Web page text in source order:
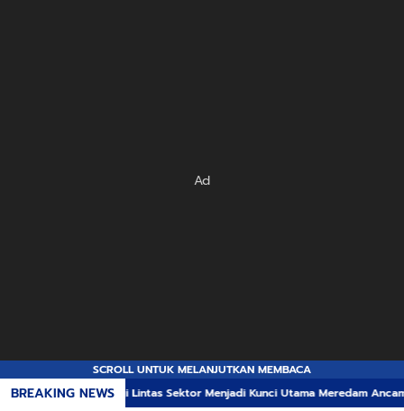
Ad
SCROLL UNTUK MELANJUTKAN MEMBACA
BREAKING NEWS
Lintas Sektor Menjadi Kunci Utama Meredam Ancaman Kebakaran